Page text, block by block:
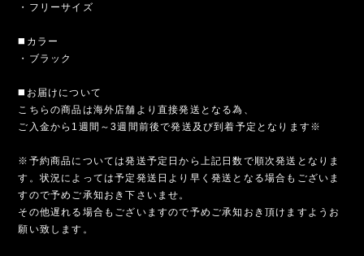
・フリーサイズ
◼️カラー
・ブラック
◼️お届けについて
こちらの商品は海外店舗より直接発送となる為、
ご入金から1週間～3週間前後で発送及び到着予定となります※
※予約商品については発送予定日から上記日数で順次発送となりま
す。状況によっては予定発送日より早く発送となる場合もございま
すので予めご承知おき下さいませ。
その他遅れる場合もございますので予めご承知おき頂けますようお
願い致します。